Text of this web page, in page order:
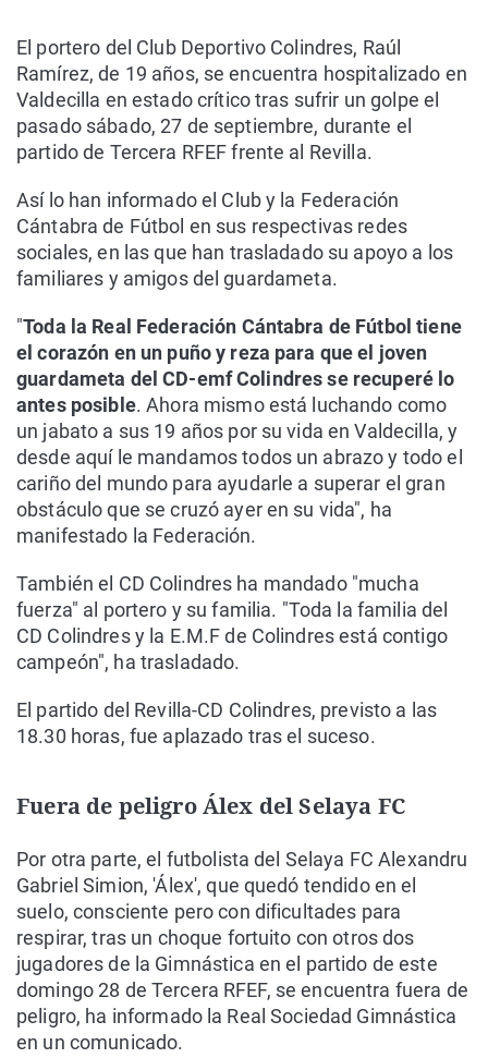
El portero del Club Deportivo Colindres, Raúl
Ramírez, de 19 años, se encuentra hospitalizado en
Valdecilla en estado crítico tras sufrir un golpe el
pasado sábado, 27 de septiembre, durante el
partido de Tercera RFEF frente al Revilla.
Así lo han informado el Club y la Federación
Cántabra de Fútbol en sus respectivas redes
sociales, en las que han trasladado su apoyo a los
familiares y amigos del guardameta.
"Toda la Real Federación Cántabra de Fútbol tiene
el corazón en un puño y reza para que el joven
guardameta del CD-emf Colindres se recuperé lo
antes posible. Ahora mismo está luchando como
un jabato a sus 19 años por su vida en Valdecilla, y
desde aquí le mandamos todos un abrazo y todo el
cariño del mundo para ayudarle a superar el gran
obstáculo que se cruzó ayer en su vida", ha
manifestado la Federación.
También el CD Colindres ha mandado "mucha
fuerza" al portero y su familia. "Toda la familia del
CD Colindres y la E.M.F de Colindres está contigo
campeón", ha trasladado.
El partido del Revilla-CD Colindres, previsto a las
18.30 horas, fue aplazado tras el suceso.
Fuera de peligro Álex del Selaya FC
Por otra parte, el futbolista del Selaya FC Alexandru
Gabriel Simion, 'Álex', que quedó tendido en el
suelo, consciente pero con dificultades para
respirar, tras un choque fortuito con otros dos
jugadores de la Gimnástica en el partido de este
domingo 28 de Tercera RFEF, se encuentra fuera de
peligro, ha informado la Real Sociedad Gimnástica
en un comunicado.